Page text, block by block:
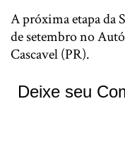
A próxima etapa da
de setembro no
Cascavel (PR).
Deixe seu